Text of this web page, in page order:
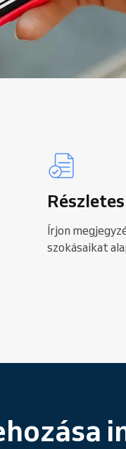
Írjon
szokásaikat